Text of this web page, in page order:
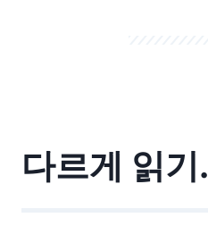
다르게 읽기.